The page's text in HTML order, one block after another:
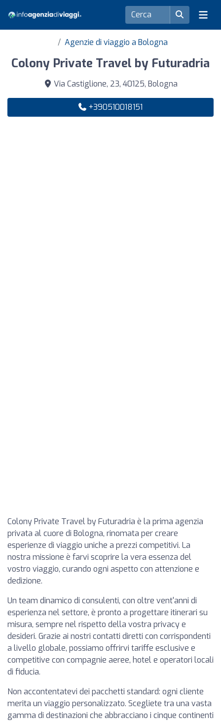
Agenzie di viaggio a Bologna
Colony Private Travel by Futuradria
Via Castiglione, 23, 40125, Bologna
+390510018151
Colony Private Travel by Futuradria è la prima agenzia
privata al cuore di Bologna, rinomata per creare
esperienze di viaggio uniche a prezzi competitivi. La
nostra missione è farvi scoprire la vera essenza del
vostro viaggio, curando ogni aspetto con attenzione e
dedizione.
Un team dinamico di consulenti, con oltre vent'anni di
esperienza nel settore, è pronto a progettare itinerari su
misura, sempre nel rispetto della vostra privacy e
desideri. Grazie ai nostri contatti diretti con corrispondenti
a livello globale, possiamo offrirvi tariffe esclusive e
competitive con compagnie aeree, hotel e operatori locali
di fiducia.
Non accontentatevi dei pacchetti standard: ogni cliente
merita un viaggio personalizzato. Scegliete tra una vasta
gamma di destinazioni che abbracciano i cinque continenti